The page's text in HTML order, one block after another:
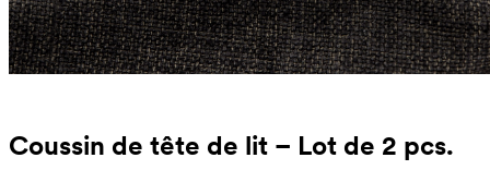
Coussin de tête de lit – Lot de 2 pcs.